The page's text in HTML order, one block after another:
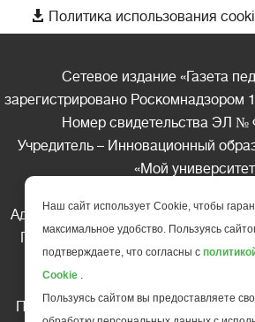
 Политика использования
Сетевое издание «Газета
зарегистрировано Роскомнадзором
Номер свидетельства ЭЛ №
Учредитель – Инновационный
«Мой
Адрес редакции: 185035 Россия,
Петрозаводск, ул. Фридриха
Телефон редакции: +7 (499)
Перепечатка материалов газеты
Наш сайт использует Cookie, чтобы
максимальное удобство. Пользуясь
подтверждаете, что согласны с
Cookie .
Пользуясь сайтом вы предоставляете